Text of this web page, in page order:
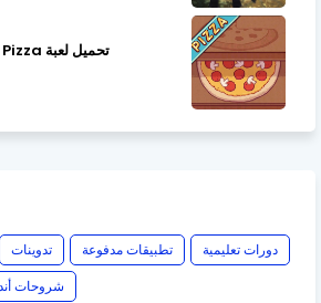
تحميل لعبة Good Pizza مهكرة ٱخر إصدار
تدوينات تطبيقات مدفوعة
دورات تعليمية
شروحات